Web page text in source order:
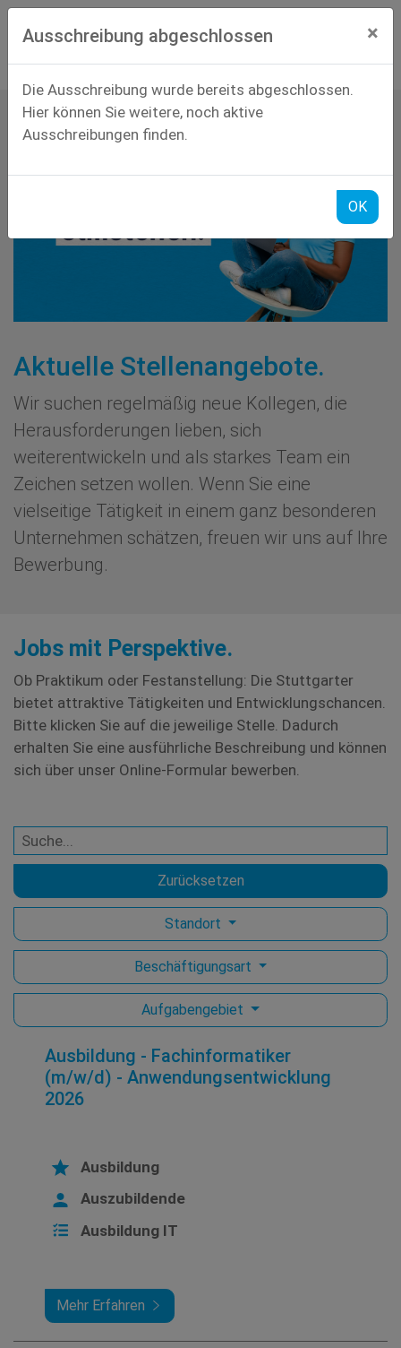
Aktuelle Stellenangebote.
Wir suchen regelmäßig neue Kollegen, die
Herausforderungen lieben, sich
weiterentwickeln und als starkes Team ein
Zeichen setzen wollen. Wenn Sie eine
vielseitige Tätigkeit in einem ganz besonderen
Unternehmen schätzen, freuen wir uns auf Ihre
Bewerbung.
Jobs mit Perspektive.
Ob Praktikum oder Festanstellung: Die Stuttgarter
bietet attraktive Tätigkeiten und Entwicklungschancen.
Bitte klicken Sie auf die jeweilige Stelle. Dadurch
erhalten Sie eine ausführliche Beschreibung und können
sich über unser Online-Formular bewerben.
Zurücksetzen
Standort
Beschäftigungsart
Aufgabengebiet
Ausbildung - Fachinformatiker
(m/w/d) - Anwendungsentwicklung
2026
Ausbildung
Auszubildende
Ausbildung IT
Mehr Erfahren
Ausschreibung abgeschlossen ×
Die Ausschreibung wurde bereits abgeschlossen.
Hier können Sie weitere, noch aktive
Ausschreibungen finden.
OK